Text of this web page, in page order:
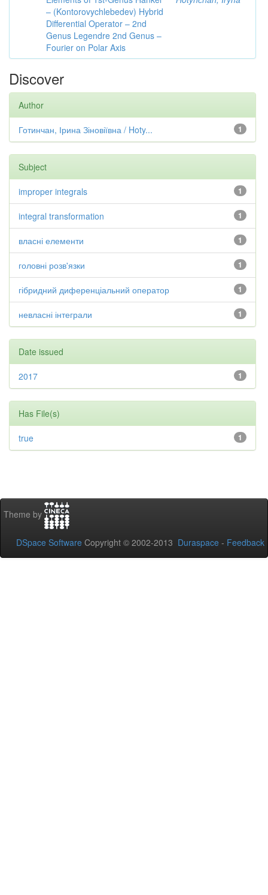
– (Kontorovychlebedev) Hybrid
Differential Operator – 2nd
Genus Legendre 2nd Genus –
Fourier on Polar Axis
Discover
Author
1
Готинчан, Ірина Зіновіївна / Hoty...
Subject
1
improper integrals
1
integral transformation
1
власні елементи
1
головні розв'язки
1
гібридний диференціальний оператор
1
невласні інтеграли
Date issued
1
2017
Has File(s)
1
true
Theme by
DSpace Software Copyright © 2002-2013 Duraspace - Feedback